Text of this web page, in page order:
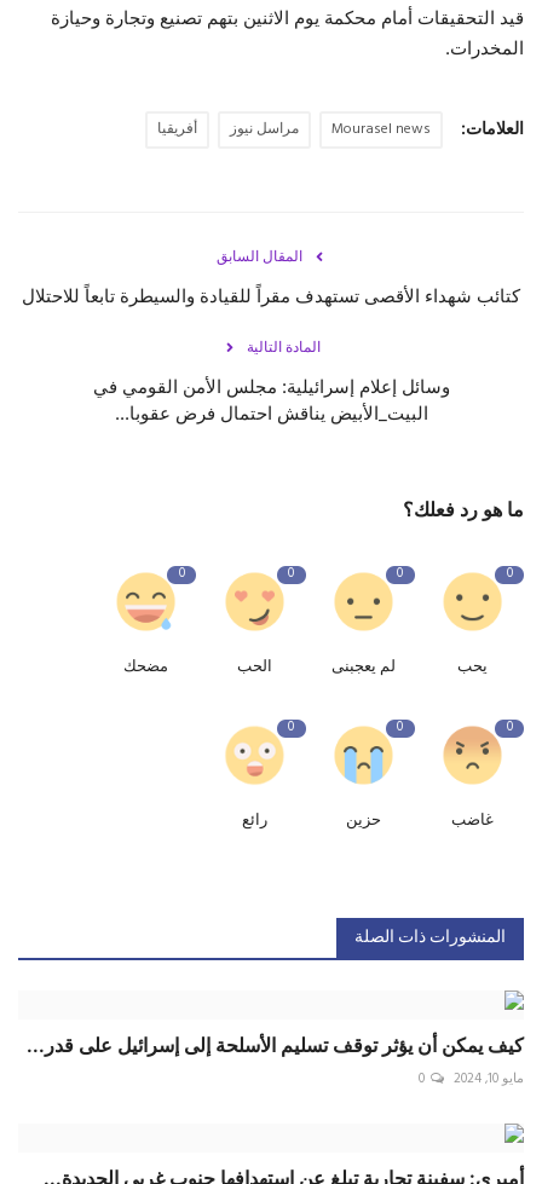
قيد التحقيقات أمام محكمة يوم الاثنين بتهم تصنيع وتجارة وحيازة
المخدرات.
العلامات: Mourasel news مراسل نيوز أفريقيا
المقال السابق
كتائب شهداء الأقصى تستهدف مقراً للقيادة والسيطرة تابعاً للاحتلال
المادة التالية
وسائل إعلام إسرائيلية: مجلس الأمن القومي في
ما هو رد فعلك؟
0
يحب
0
لم يعجبنى
0
الحب
0
مضحك
0
غاضب
0
حزين
0
رائع
المنشورات ذات الصلة
كيف يمكن أن يؤثر توقف تسليم الأسلحة إلى إسرائيل على قدر...
مايو 10, 2024 0
أمبري: سفينة تجارية تبلغ عن استهدافها جنوب غربي الحديدة...